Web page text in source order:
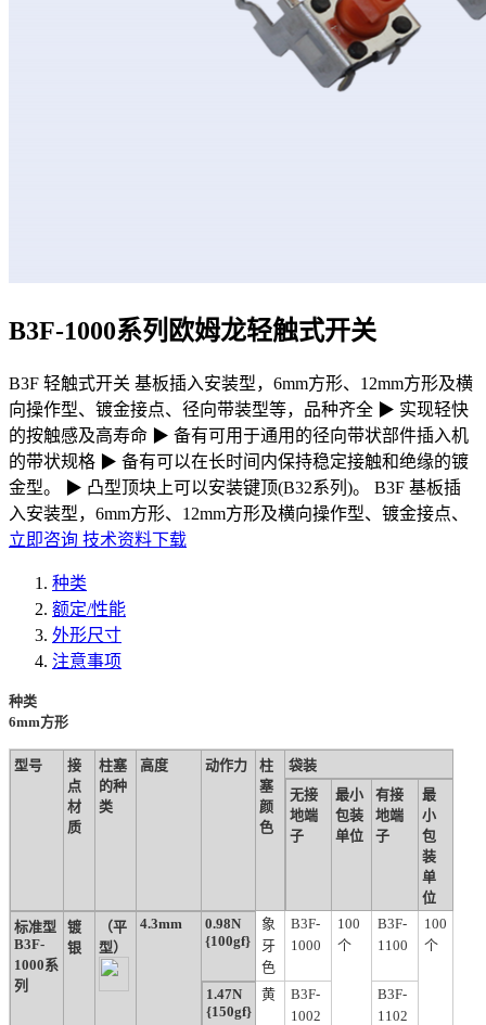
B3F-1000系列欧姆龙轻触式开关
B3F 轻触式开关 基板插入安装型，6mm方形、12mm方形及横
向操作型、镀金接点、径向带装型等，品种齐全 ▶ 实现轻快
的按触感及高寿命 ▶ 备有可用于通用的径向带状部件插入机
的带状规格 ▶ 备有可以在长时间内保持稳定接触和绝缘的镀
金型。 ▶ 凸型顶块上可以安装键顶(B32系列)。 B3F 基板插
入安装型，6mm方形、12mm方形及横向操作型、镀金接点、
立即咨询 技术资料下载
种类
额定/性能
外形尺寸
注意事项
种类
6mm方形
型号
接
点
材
质
柱塞
的种
类
高度 动作力
柱
塞
颜
色
袋装
无接
地端
子
最小
包装
单位
有接
地端
子
最
小
包
装
单
位
标准型
B3F-
1000系
列
镀
银
（平
型）
4.3mm
0.98N
{100gf}
象
牙
色
B3F-
1000
100
个
B3F-
1100
100
个
1.47N
{150gf}
黄
B3F-
1002
B3F-
1102